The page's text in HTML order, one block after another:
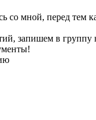
со мной, перед тем
запишем в